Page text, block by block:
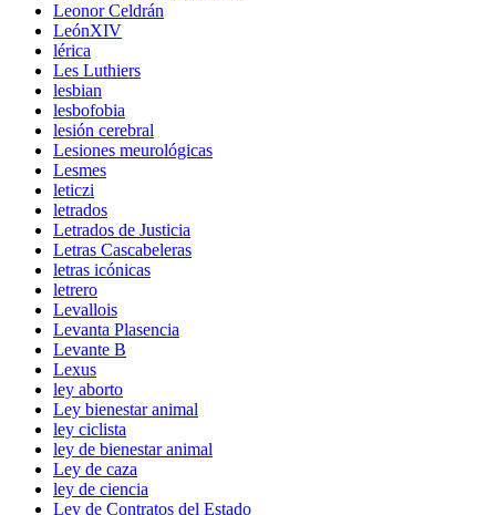
Leonor Celdrán
LeónXIV
lérica
Les Luthiers
lesbian
lesbofobia
lesión cerebral
Lesiones meurológicas
Lesmes
leticzi
letrados
Letrados de Justicia
Letras Cascabeleras
letras icónicas
letrero
Levallois
Levanta Plasencia
Levante B
Lexus
ley aborto
Ley bienestar animal
ley ciclista
ley de bienestar animal
Ley de caza
ley de ciencia
Ley de Contratos del Estado